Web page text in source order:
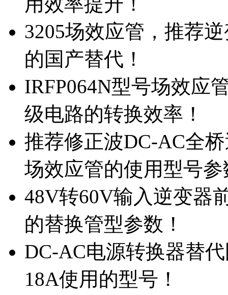
3205场效应管，推荐
的国产替代！
IRFP064N型号场效应
级电路的转换效率！
推荐修正波DC-AC全
场效应管的使用型号参
48V转60V输入逆变器
的替换管型参数！
DC-AC电源转换器替
18A使用的型号！